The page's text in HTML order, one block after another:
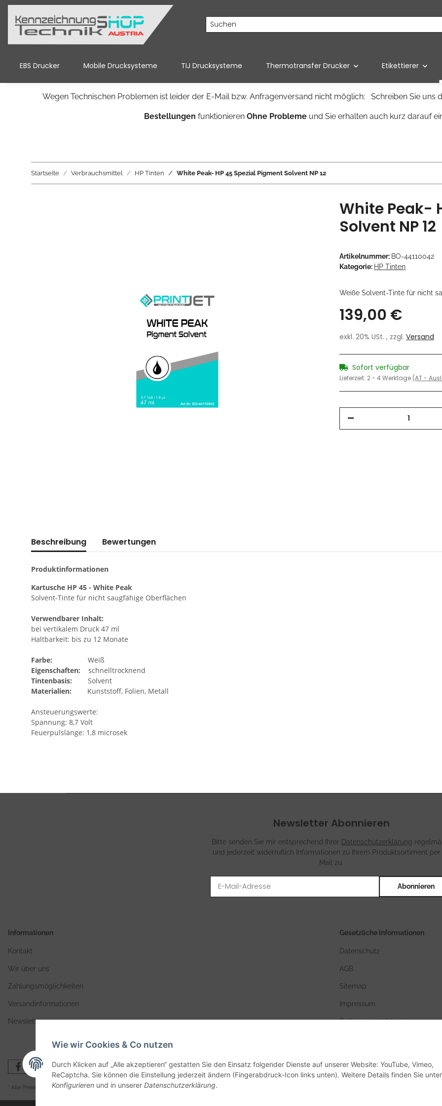
EBS Drucker Mobile Drucksysteme TIJ Drucksysteme Thermotransfer Drucker Etikettierer
Wegen Technischen Problemen ist leider der E-Mail bzw. Anfragenversand nicht möglich: Schreiben Sie uns
Bestellungen funktionieren Ohne Problemeund Sie erhalten auch kurz darauf
Startseite Verbrauchsmittel HP Tinten White Peak- HP 45 Spezial Pigment Solvent NP 12
White Peak-
Solvent NP 12
Artikelnummer: BO-44110042
Kategorie: HP Tinten
Weiße Solvent-Tinte für nicht
139,00 €
exkl. 20% USt. , zzgl. Versand
Sofort verfügbar
Lieferzeit: 2 - 4 Werktage (AT -
Beschreibung Bewertungen
Produktinformationen
Kartusche HP 45 - White Peak
Solvent-Tinte für nicht saugfähige Oberflächen
Verwendbarer Inhalt:
bei vertikalem Druck 47 ml
Haltbarkeit: bis zu 12 Monate
Farbe:
Weiß
Eigenschaften: schnelltrocknend
Tintenbasis:
Solvent
Materialien:
Kunststoff, Folien, Metall
Ansteuerungswerte:
Spannung: 8,7 Volt
Feuerpulslänge: 1,8 microsek
Newsletter Abonnieren
Bitte senden Sie mir entsprechend Ihrer Datenschutzerklärung
und jederzeit widerruflich Informationen zu Ihrem Produktsortiment per
Mail zu.
Abonnieren
Informationen
Kontakt
Wir über uns
Zahlungsmöglichkeiten
Versandinformationen
Newsletter
Gesetzliche Informationen
Datenschutz
AGB
Sitemap
Impressum
Batteriegesetzhinweise
* Alle Preise zzgl. gesetzlicher USt., zzgl.Versand
Wie wir Cookies & Co nutzen
Durch Klicken auf „Alle akzeptieren“ gestatten Sie den Einsatz folgender Dienste auf unserer Website: YouTube, Vimeo,
ReCaptcha. Sie können die Einstellung jederzeit ändern (Fingerabdruck-Icon links unten). Weitere Details finden Sie unter
Konfigurieren und in unserer Datenschutzerklärung.